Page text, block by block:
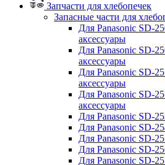
Запчасти для хлебопечек
Запасные части для
Для Panasonic SD-
аксессуары
Для Panasonic SD-
аксессуары
Для Panasonic SD-
аксессуары
Для Panasonic SD-
аксессуары
Для Panasonic SD-
Для Panasonic SD-
Для Panasonic SD-
Для Panasonic SD-
Для Panasonic SD-